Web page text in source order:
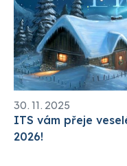
30. 11. 2025
ITS vám přeje
2026!